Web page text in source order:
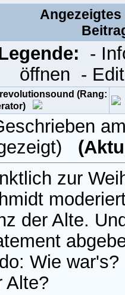
-
öffnen -
(Rang:
zur
der Alte.
Wie
Alte?